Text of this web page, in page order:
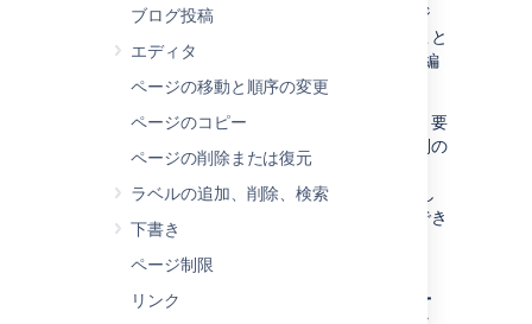
ブログ投稿
エディタ
ページの移動と順序の変更
ページのコピー
ページの削除または復元
ラベルの追加、削除、検索
下書き
ページ制限
リンク
ブループリントとは、追加機能を備えたページ
テンプレートのセットです。これを使用すること
で、Confluence のコンテンツの作成、管理、編
成がいっそう容易になります。
ミーティング議事録、共有ファイルのリスト、要
件のドキュメントをすぐに作成できます。個別の
ニーズに適合させるには、
ブループリント テンプレートをカスタマイズ
し
ます。さらに、
でき
ます。
ブループリントを使用して